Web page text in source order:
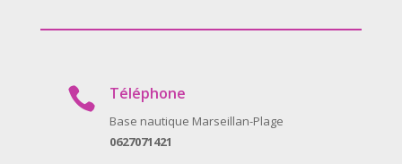
 Téléphone
Base nautique Marseillan-Plage
0627071421